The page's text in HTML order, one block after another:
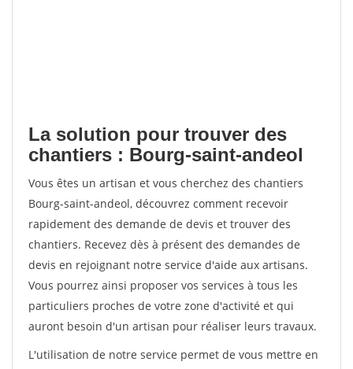
La solution pour trouver des
chantiers : Bourg-saint-andeol
Vous êtes un artisan et vous cherchez des chantiers
Bourg-saint-andeol, découvrez comment recevoir
rapidement des demande de devis et trouver des
chantiers. Recevez dès à présent des demandes de
devis en rejoignant notre service d'aide aux artisans.
Vous pourrez ainsi proposer vos services à tous les
particuliers proches de votre zone d'activité et qui
auront besoin d'un artisan pour réaliser leurs travaux.
L'utilisation de notre service permet de vous mettre en